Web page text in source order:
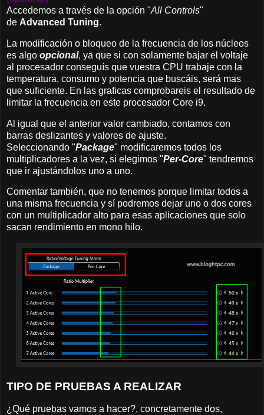
Accedemos a través de la opción "All Controls"
de Advanced Tuning.
La modificación o bloqueo de la frecuencia de los núcleos
es algo opcional, ya que si con solamente bajar el voltaje
al procesador conseguís que vuestra CPU trabaje con la
temperatura, consumo y potencia que buscáis, será mas
que suficiente. En las graficas comprobareis el resultado de
limitar la frecuencia en este procesador Core i9.
Al igual que el anterior valor cambiado, contamos con
barras deslizantes y valores de ajuste.
Seleccionando "Package" modificaremos todos los
multiplicadores a la vez, si elegimos "Per-Core" tendremos
que ir ajustándolos uno a uno.
Comentar también, que no tenemos porque limitar todos a
una misma frecuencia y sí podremos dejar uno o dos cores
con un multiplicador alto para esas aplicaciones que solo
sacan rendimiento en mono hilo.
TIPO DE PRUEBAS A REALIZAR
¿Qué pruebas vamos a hacer?, concretamente dos,